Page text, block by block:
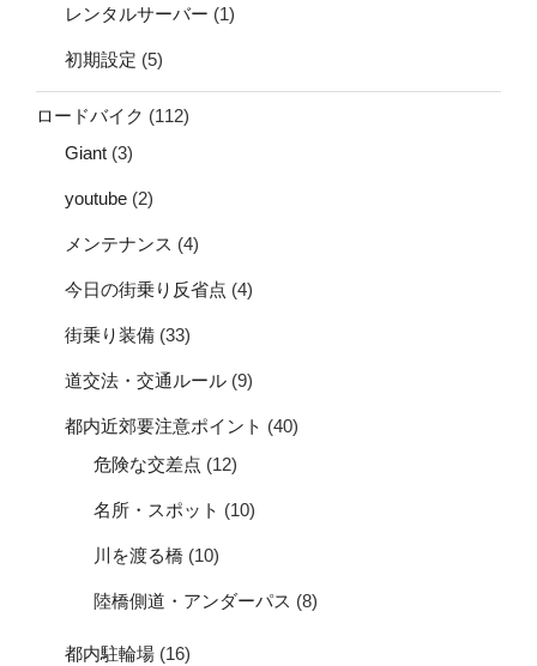
レンタルサーバー (1)
初期設定 (5)
ロードバイク (112)
Giant (3)
youtube (2)
メンテナンス (4)
今日の街乗り反省点 (4)
街乗り装備 (33)
道交法・交通ルール (9)
都内近郊要注意ポイント (40)
危険な交差点 (12)
名所・スポット (10)
川を渡る橋 (10)
陸橋側道・アンダーパス (8)
都内駐輪場 (16)